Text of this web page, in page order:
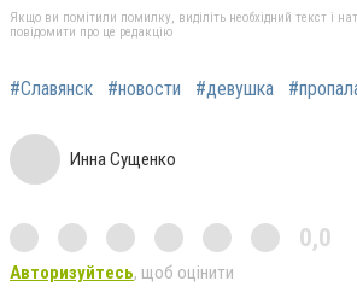
Якщо ви помітили помилку, виділіть необхідний текст і
повідомити про це редакцію
#Славянск #новости #девушка
Инна Сущенко
0,0
Авторизуйтесь, щоб оцінити